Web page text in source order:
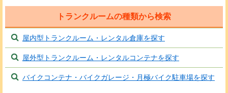
トランクルームの種類から検索
屋内型トランクルーム・レンタル倉庫を探す
屋外型トランクルーム・レンタルコンテナを探す
バイクコンテナ・バイクガレージ・月極バイク駐車場を探す